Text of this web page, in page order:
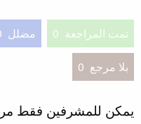
تمت المراجعة 0 مضلل
بلا مرجع 0
يمكن للمشرفين فقط